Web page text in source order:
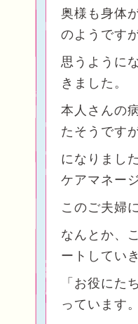
奥様も身体
のようですが
思うように
きました。
本人さんの
たそうです
になりまし
ケアマネー
このご夫婦
なんとか、
ートしてい
「お役にた
っています。